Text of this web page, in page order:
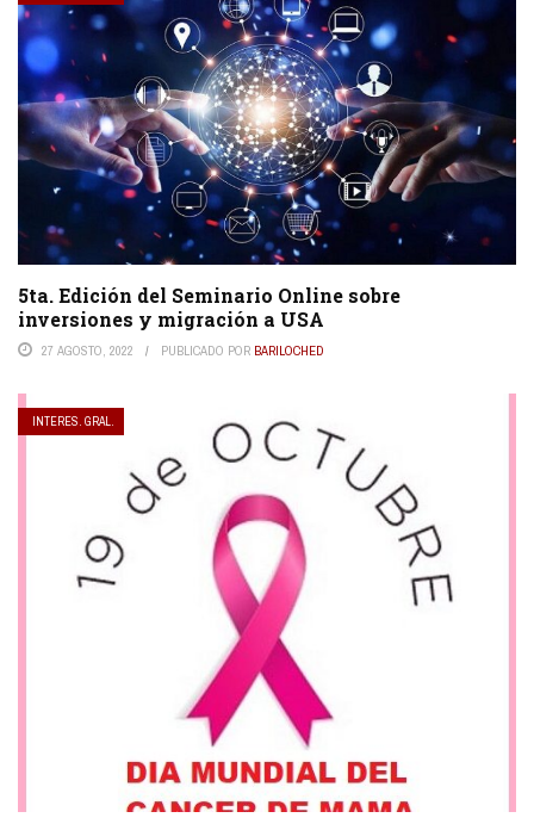
5ta. Edición del Seminario Online sobre
inversiones y migración a USA
27 AGOSTO, 2022 PUBLICADO POR BARILOCHED
INTERES. GRAL.